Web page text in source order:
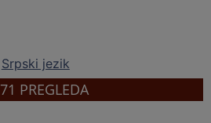
Srpski jezik
71 PREGLEDA